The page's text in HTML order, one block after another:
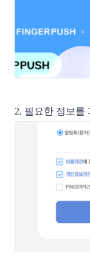
2. 필요한 정보를